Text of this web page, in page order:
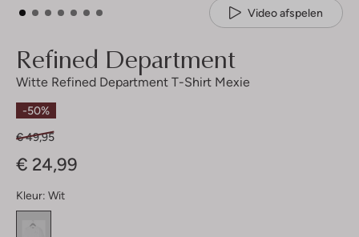
Video afspelen
Refined Department
Witte Refined Department T-Shirt Mexie
-50%
€ 49,95
€ 24,99
Kleur: Wit